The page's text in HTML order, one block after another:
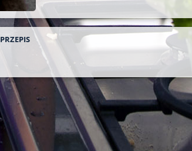
PRZEPIS